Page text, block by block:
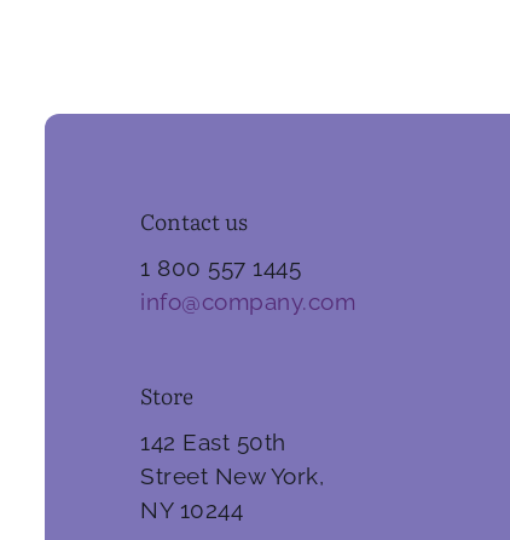
Contact us
1 800 557 1445
info@company.com
Store
142 East 50th
Street New York,
NY 10244